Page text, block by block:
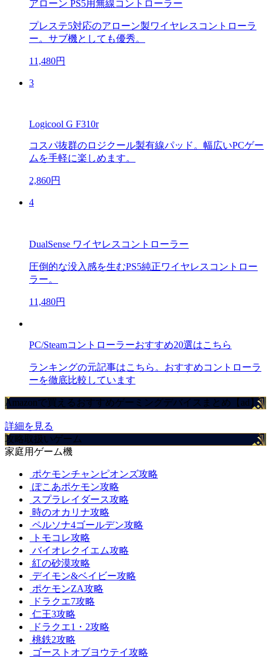
アローン PS5用無線コントローラー
プレステ5対応のアローン製ワイヤレスコントローラ
ー。サブ機としても優秀。
11,480円
3
Logicool G F310r
コスパ抜群のロジクール製有線パッド。幅広いPCゲー
ムを手軽に楽しめます。
2,860円
4
DualSense ワイヤレスコントローラー
圧倒的な没入感を生むPS5純正ワイヤレスコントロー
ラー。
11,480円
PC/Steamコントローラーおすすめ20選はこちら
ランキングの元記事はこちら。おすすめコントローラ
ーを徹底比較しています
Amazonで買えるおすすめゲーミングデバイスまとめ【ad】
詳細を見る
攻略取扱いゲーム
家庭用ゲーム機
ポケモンチャンピオンズ攻略
ぽこあポケモン攻略
スプラレイダース攻略
時のオカリナ攻略
ペルソナ4ゴールデン攻略
トモコレ攻略
バイオレクイエム攻略
紅の砂漠攻略
デイモン&ベイビー攻略
ポケモンZA攻略
ドラクエ7攻略
仁王3攻略
ドラクエ1・2攻略
桃鉄2攻略
ゴーストオブヨウテイ攻略